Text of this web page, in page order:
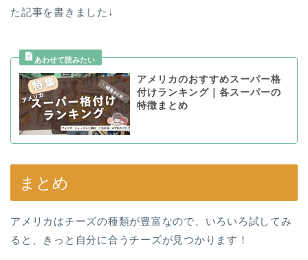
た記事を書きました↓
アメリカのおすすめスーパー格
付けランキング｜各スーパーの
特徴まとめ
まとめ
アメリカはチーズの種類が豊富なので、いろいろ試してみ
ると、きっと自分に合うチーズが見つかります！